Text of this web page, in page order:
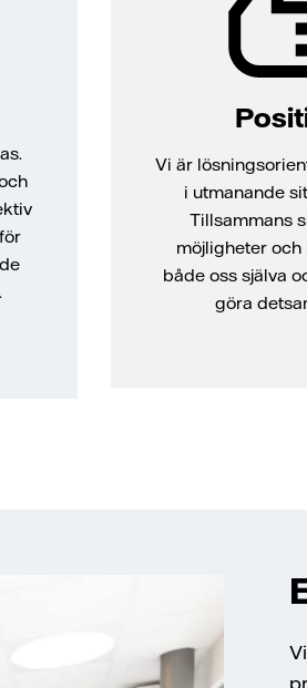
Vi är
i utmanande
Tillsammans
möjligheter
både oss själva
göra